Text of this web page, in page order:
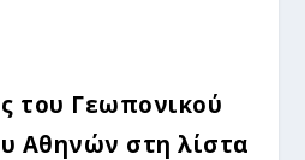
του Γεωπονικού
Αθηνών στη λίστα